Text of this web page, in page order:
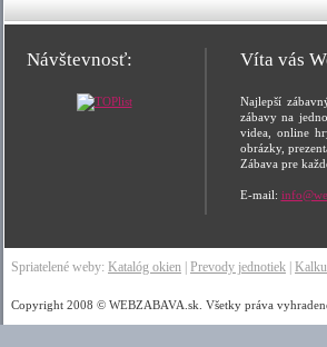
Návštevnosť: Víta vás
Najlepší
zábavy na
videa, online
obrázky,
Zábava pre
E-mail:
Spriatelené weby: Katalóg okien Prevody jednotiek
Copyright 2008 © WEBZABAVA.sk. Všetky práva